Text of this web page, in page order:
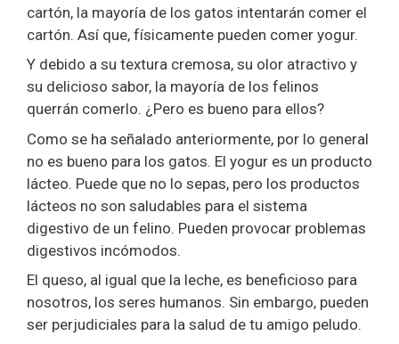
cartón, la mayoría de los gatos intentarán comer el
cartón. Así que, físicamente pueden comer yogur.
Y debido a su textura cremosa, su olor atractivo y
su delicioso sabor, la mayoría de los felinos
querrán comerlo. ¿Pero es bueno para ellos?
Como se ha señalado anteriormente, por lo general
no es bueno para los gatos. El yogur es un producto
lácteo. Puede que no lo sepas, pero los productos
lácteos no son saludables para el sistema
digestivo de un felino. Pueden provocar problemas
digestivos incómodos.
El queso, al igual que la leche, es beneficioso para
nosotros, los seres humanos. Sin embargo, pueden
ser perjudiciales para la salud de tu amigo peludo.